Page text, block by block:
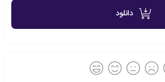
دانلود